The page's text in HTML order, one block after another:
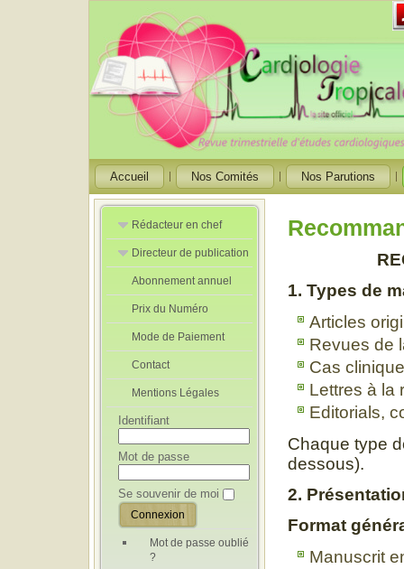
Accueil Nos Comités Nos Parutions
Rédacteur en chef
Rédacteurs en
Chef Adjoint
Directeur de publication
Directeur de
publication
adjoint
Abonnement annuel
Prix du Numéro
Mode de Paiement
Contact
Mentions Légales
Identifiant
Mot de passe
Se souvenir de moi
Mot de passe oublié
?
1. Types de
Articles
Revues de
Cas
Lettres à la
Editorials,
Chaque type
dessous).
2.
Format
Manuscrit